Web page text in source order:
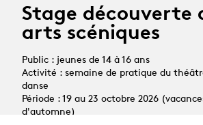
Stage découverte
arts scéniques
Public : jeunes de 14 à 16 ans
Activité : semaine de pratique du
danse
Période : 19 au 23 octobre 2026
d'automne)